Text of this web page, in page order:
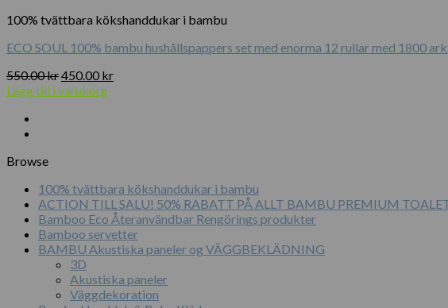
100% tvättbara kökshanddukar i bambu
ECO SOUL 100% bambu hushållspappers set med enorma 12 rullar med 1800
550.00krDet
ursprungliga
450.00 krDet
Lägg till i varukorg
Browse
100% tvättbara kökshanddukar i bambu
ACTION TILL SALU! 50% RABATT PÅ ALLT BAMBU PREMIUM
Bamboo Eco Återanvändbar Rengörings produkter
Bamboo servetter
BAMBU Akustiska paneler og VÄGGBEKLÄDNING
3D
Akustiska paneler
Väggdekoration